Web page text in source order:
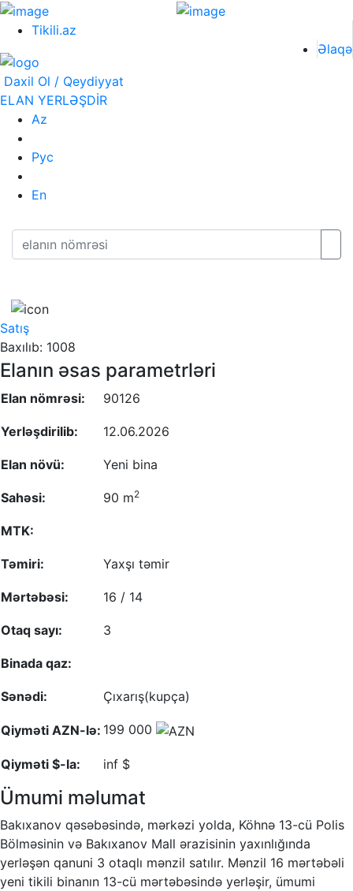
Tikili.az
Əlaqə
Daxil Ol / Qeydiyyat
ELAN YERLƏŞDİR
Az
Рус
En
Satış
Baxılıb: 1008
Elanın əsas parametrləri
Elan nömrəsi: 90126
Yerləşdirilib: 12.06.2026
Elan növü: Yeni bina
Sahəsi: 90 m2
MTK:
Təmiri: Yaxşı təmir
Mərtəbəsi: 16 / 14
Otaq sayı: 3
Binada qaz:
Sənədi: Çıxarış(kupça)
Qiyməti AZN-lə: 199 000
Qiyməti $-la: inf $
Ümumi məlumat
Bakıxanov qəsəbəsində, mərkəzi yolda, Köhnə 13-cü Polis
Bölməsinin və Bakıxanov Mall ərazisinin yaxınlığında
yerləşən qanuni 3 otaqlı mənzil satılır. Mənzil 16 mərtəbəli
yeni tikili binanın 13-cü mərtəbəsində yerləşir, ümumi